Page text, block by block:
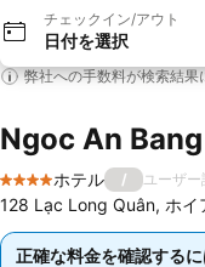
チェックイン/アウト
日付を選択
弊社への手数料が検索結果
Ngoc An
4 ホテルのランク
ホテル / ユーザ
128 Lạc Long Quân, ホイ
正確な料金を確認する
正確な料金を確認する